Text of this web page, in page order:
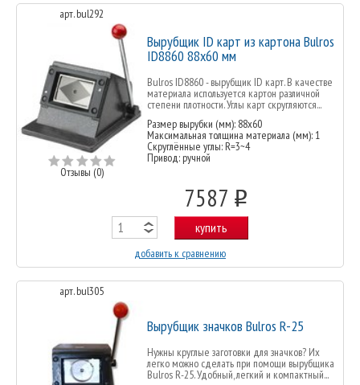
арт. bul292
Отзывы (0)
Вырубщик ID карт из картона Bulros
ID8860 88x60 мм
Bulros ID8860 - вырубщик ID карт. В качестве
материала используется картон различной
степени плотности. Углы карт скругляются...
Размер вырубки (мм): 88х60
Максимальная толщина материала (мм): 1
Скруглённые углы: R=3~4
Привод: ручной
7587 o
купить
добавить к сравнению
арт. bul305
Вырубщик значков Bulros R-25
Нужны круглые заготовки для значков? Их
легко можно сделать при помощи вырубщика
Bulros R-25. Удобный, легкий и компактный...